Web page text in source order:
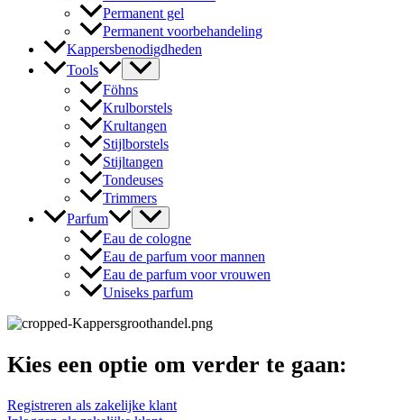
Permanent gel
Permanent voorbehandeling
Kappersbenodigdheden
Tools
Föhns
Krulborstels
Krultangen
Stijlborstels
Stijltangen
Tondeuses
Trimmers
Parfum
Eau de cologne
Eau de parfum voor mannen
Eau de parfum voor vrouwen
Uniseks parfum
Kies een optie om verder te gaan:
Registreren als zakelijke klant